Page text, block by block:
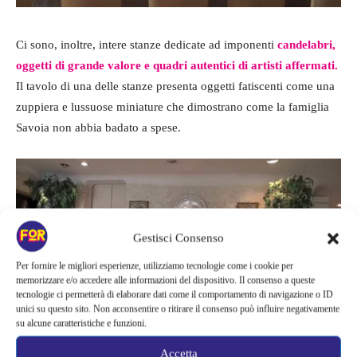
Gestisci Consenso
Per fornire le migliori esperienze, utilizziamo tecnologie come i cookie per
memorizzare e/o accedere alle informazioni del dispositivo. Il consenso a queste
tecnologie ci permetterà di elaborare dati come il comportamento di navigazione o ID
unici su questo sito. Non acconsentire o ritirare il consenso può influire negativamente
su alcune caratteristiche e funzioni.
Accetta
Ci sono, inoltre, intere stanze dedicate ad imponenti candelabri,
oggetti di grande valore e quadri autentici di artisti affermati.
Il tavolo di una delle stanze presenta oggetti fatiscenti come una
zuppiera e lussuose miniature che dimostrano come la famiglia
Savoia non abbia badato a spese.